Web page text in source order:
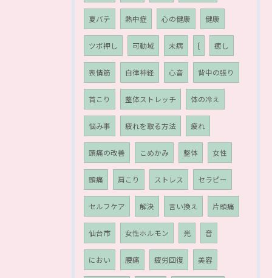
夏バテ 熱中症 心の健康 健康
ツボ押し 可動域 未病 { 癒し
表情筋 自律神経 心音 背中の張り
首こり 整体ストレッチ 体の冷え
悩み事 疲れを取る方法 疲れ
頭痛の改善 こめかみ 整体 女性
頭痛 肩こり ストレス セラピー
セルフケア 解決 言い換え 片頭痛
仙台市 女性ホルモン 光 音
におい 腰痛 疲労回復 美容